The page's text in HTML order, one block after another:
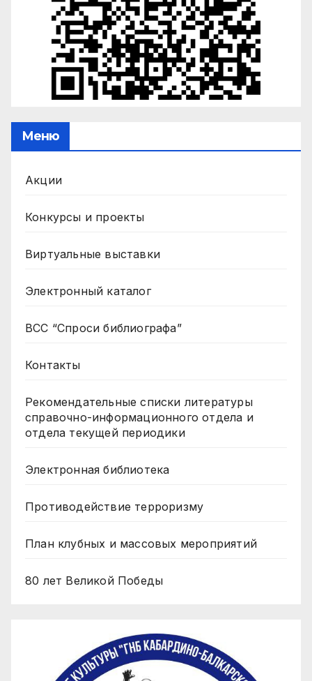
Меню
Акции
Конкурсы и проекты
Виртуальные выставки
Электронный каталог
ВСС “Спроси библиографа”
Контакты
Рекомендательные списки литературы
справочно-информационного отдела и
отдела текущей периодики
Электронная библиотека
Противодействие терроризму
План клубных и массовых мероприятий
80 лет Великой Победы